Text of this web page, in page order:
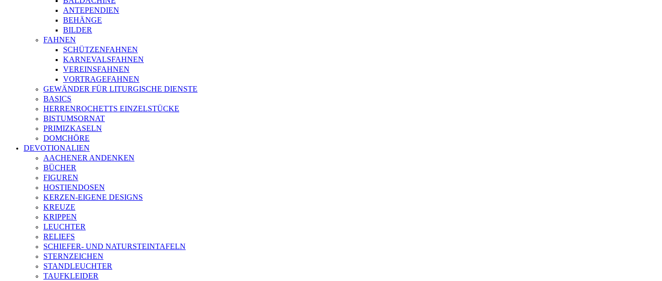
ANTEPENDIEN
BEHÄNGE
BILDER
FAHNEN
SCHÜTZENFAHNEN
KARNEVALSFAHNEN
VEREINSFAHNEN
VORTRAGEFAHNEN
GEWÄNDER FÜR LITURGISCHE DIENSTE
BASICS
HERRENROCHETTS EINZELSTÜCKE
BISTUMSORNAT
PRIMIZKASELN
DOMCHÖRE
DEVOTIONALIEN
AACHENER ANDENKEN
BÜCHER
FIGUREN
HOSTIENDOSEN
KERZEN-EIGENE DESIGNS
KREUZE
KRIPPEN
LEUCHTER
RELIEFS
SCHIEFER- UND NATURSTEINTAFELN
STERNZEICHEN
STANDLEUCHTER
TAUFKLEIDER